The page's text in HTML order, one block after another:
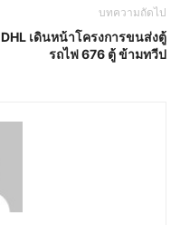
บทความถัดไป
DHL เดินหน้าโครงการขนส่งตู้
รถไฟ 676 ตู้ ข้ามทวีป